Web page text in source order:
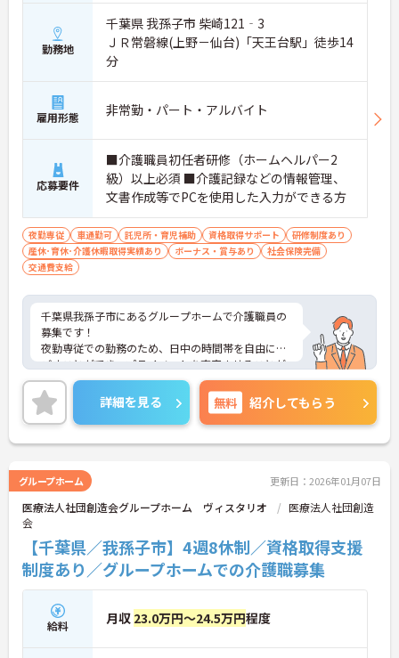
勤務地
千葉県 我孫子市 柴崎121‐3
ＪＲ常磐線(上野－仙台)「天王台駅」徒歩14
分
雇用形態 非常勤・パート・アルバイト
応募要件
■介護職員初任者研修（ホームヘルパー2
級）以上必須 ■介護記録などの情報管理、
文書作成等でPCを使用した入力ができる方
夜勤専従 車通勤可 託児所・育児補助 資格取得サポート
研修制度あり
産休･育休･介護休暇取得実績あり
ボーナス・賞与あり
社会保険完備
交通費支給
千葉県我孫子市にあるグループホームで介護職員の
募集です！
夜勤専従での勤務のため、日中の時間帯を自由に過
ごすことができ、プライベートを充実させることが
できます♪
また、無料駐車場完備でマイカー通勤OKなので、遠
方からでも快適に通勤が可能です◎
ご興味ある方は面接ポイントをお伝えしますので、
お気軽にご連絡ください。
詳細を見る 無料 紹介してもらう
グループホーム 更新日：2026年01月07日
医療法人社団創造会グループホーム ヴィスタリオ
医療法人社団創造
会
【千葉県／我孫子市】4週8休制／資格取得支援
制度あり／グループホームでの介護職募集
給料 月収 23.0万円～24.5万円程度